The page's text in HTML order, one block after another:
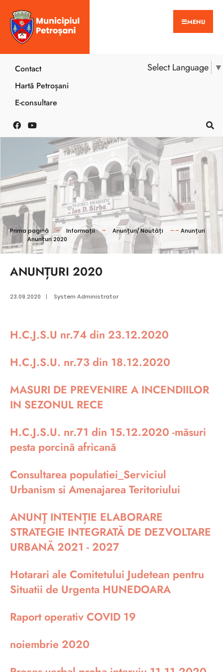
MENU
Select Language ▼
Contact
Hartă Petroșani
E-consultare
Prima pagină Informații Anunțuri/ Noutăți
Anunțuri
Anunțuri 2020
ANUNȚURI 2020
23.09.2020 | System Administrator
H.C.J.S.U nr.74 din 23.12.2020
H.C.J.S.U. nr.73 din 18.12.2020
MASURI DE PREVENIRE A INCENDIILOR
IN SEZONUL RECE
H.C.J.S.U. nr.71 din 15.12.2020 -măsuri
pesta porcină africană
Consultarea populatiei_Serviciul
Urbanism si Amenajarea Teritoriului
ANUNŢ INTENȚIE ELABORARE
STRATEGIE INTEGRATĂ DE DEZVOLTARE
URBANĂ 2021 - 2027
Hotarari ale Comitetului Judetean pentru
Situatii de Urgenta HUNEDOARA
Raport operativ COVID 19
noiembrie 2020